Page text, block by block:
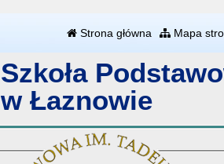
Strona główna Mapa
Szkoła
w Łaznowie